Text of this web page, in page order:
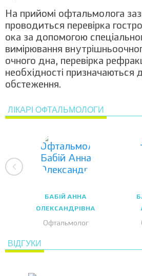
На прийомі офтальмолога
проводиться перевірка
ока за допомогою
вимірювання
очного дна, перевірка
необхідності призначаються
обстеження.
ЛІКАРІ ОФТАЛЬМОЛОГИ
БАБІЙ АННА
ОЛЕКСАНДРІВНА
Офтальмолог
ВІДГУКИ